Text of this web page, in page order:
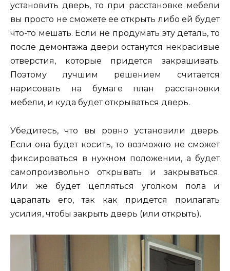
установить дверь, то при расстановке мебели
вы просто не сможете ее открыть либо ей будет
что-то мешать. Если не продумать эту деталь, то
после демонтажа двери останутся некрасивые
отверстия, которые придется закрашивать.
Поэтому лучшим решением считается
нарисовать на бумаге план расстановки
мебели, и куда будет открываться дверь.
Убедитесь, что вы ровно установили дверь.
Если она будет косить, то возможно не сможет
фиксироваться в нужном положении, а будет
самопроизвольно открывать и закрываться.
Или же будет цепляться уголком пола и
царапать его, так как придется прилагать
усилия, чтобы закрыть дверь (или открыть).